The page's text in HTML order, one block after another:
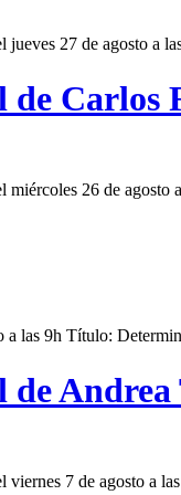
jueves 27 de agosto a
de
miércoles 26 de
a las 9h Título:
viernes 7 de agosto a